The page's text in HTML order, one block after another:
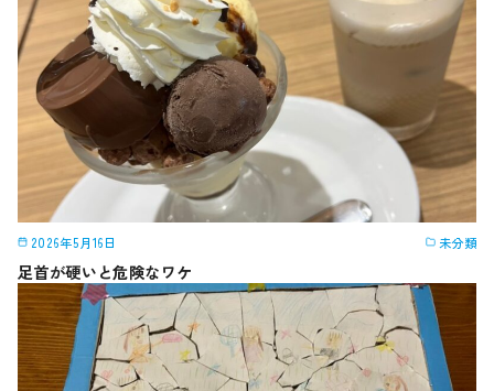
2026年5月16日 未分類
足首が硬いと危険なワケ